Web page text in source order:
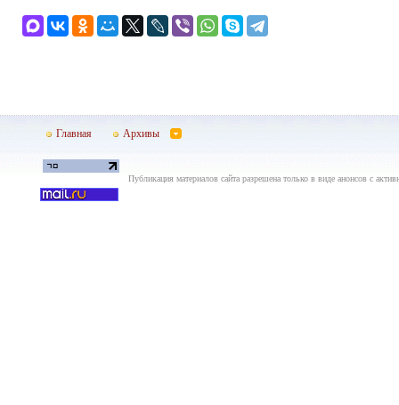
Главная Архивы
Публикация материалов сайта разрешена только в виде анонсов с